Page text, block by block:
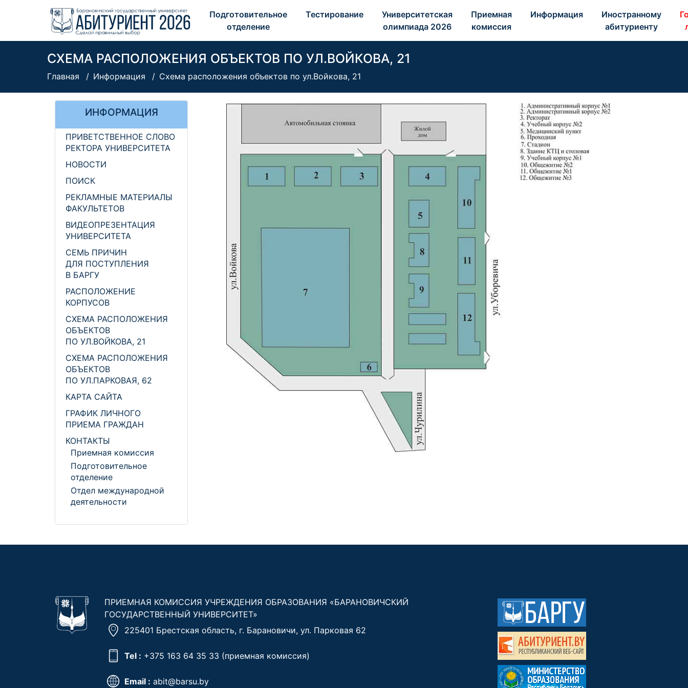
Подготовительное
отделение
Тестирование
Университетская
олимпиада 2026
Приемная
комиссия
Информация
Иностранному
абитуриенту
СХЕМА РАСПОЛОЖЕНИЯ ОБЪЕКТОВ ПО УЛ.ВОЙКОВА, 21
Главная Информация Схема расположения объектов по ул.Войкова, 21
ИНФОРМАЦИЯ
ПРИВЕТСТВЕННОЕ СЛОВО
РЕКТОРА УНИВЕРСИТЕТА
НОВОСТИ
ПОИСК
РЕКЛАМНЫЕ МАТЕРИАЛЫ
ФАКУЛЬТЕТОВ
ВИДЕОПРЕЗЕНТАЦИЯ
УНИВЕРСИТЕТА
СЕМЬ ПРИЧИН
ДЛЯ ПОСТУПЛЕНИЯ
В БАРГУ
РАСПОЛОЖЕНИЕ
КОРПУСОВ
СХЕМА РАСПОЛОЖЕНИЯ
ОБЪЕКТОВ
ПО УЛ.ВОЙКОВА, 21
СХЕМА РАСПОЛОЖЕНИЯ
ОБЪЕКТОВ
ПО УЛ.ПАРКОВАЯ, 62
КАРТА САЙТА
ГРАФИК ЛИЧНОГО
ПРИЕМА ГРАЖДАН
КОНТАКТЫ
Приемная комиссия
Подготовительное
отделение
Отдел международной
деятельности
ПРИЕМНАЯ КОМИССИЯ УЧРЕЖДЕНИЯ ОБРАЗОВАНИЯ «БАРАНОВИЧСКИЙ
ГОСУДАРСТВЕННЫЙ УНИВЕРСИТЕТ»
225401 Брестская область, г. Барановичи, ул. Парковая 62
Tel : +375 163 64 35 33 (приемная комиссия)
Email : abit@barsu.by